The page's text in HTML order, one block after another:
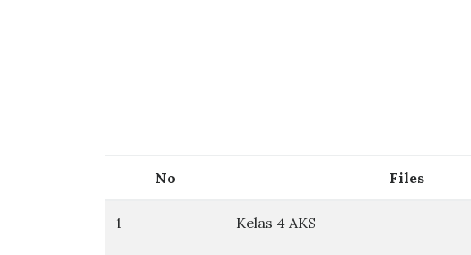
No Files
1 Kelas 4 AKS